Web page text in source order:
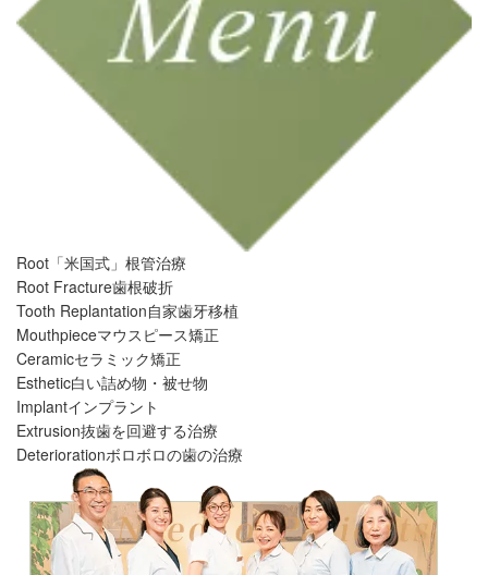
Root「米国式」根管治療
Root Fracture歯根破折
Tooth Replantation 自家歯牙移植
Mouthpieceマウスピース矯正
Ceramicセラミック矯正
Esthetic白い詰め物・被せ物
Implantインプラント
Extrusion抜歯を回避する治療
Deteriorationボロボロの歯の治療